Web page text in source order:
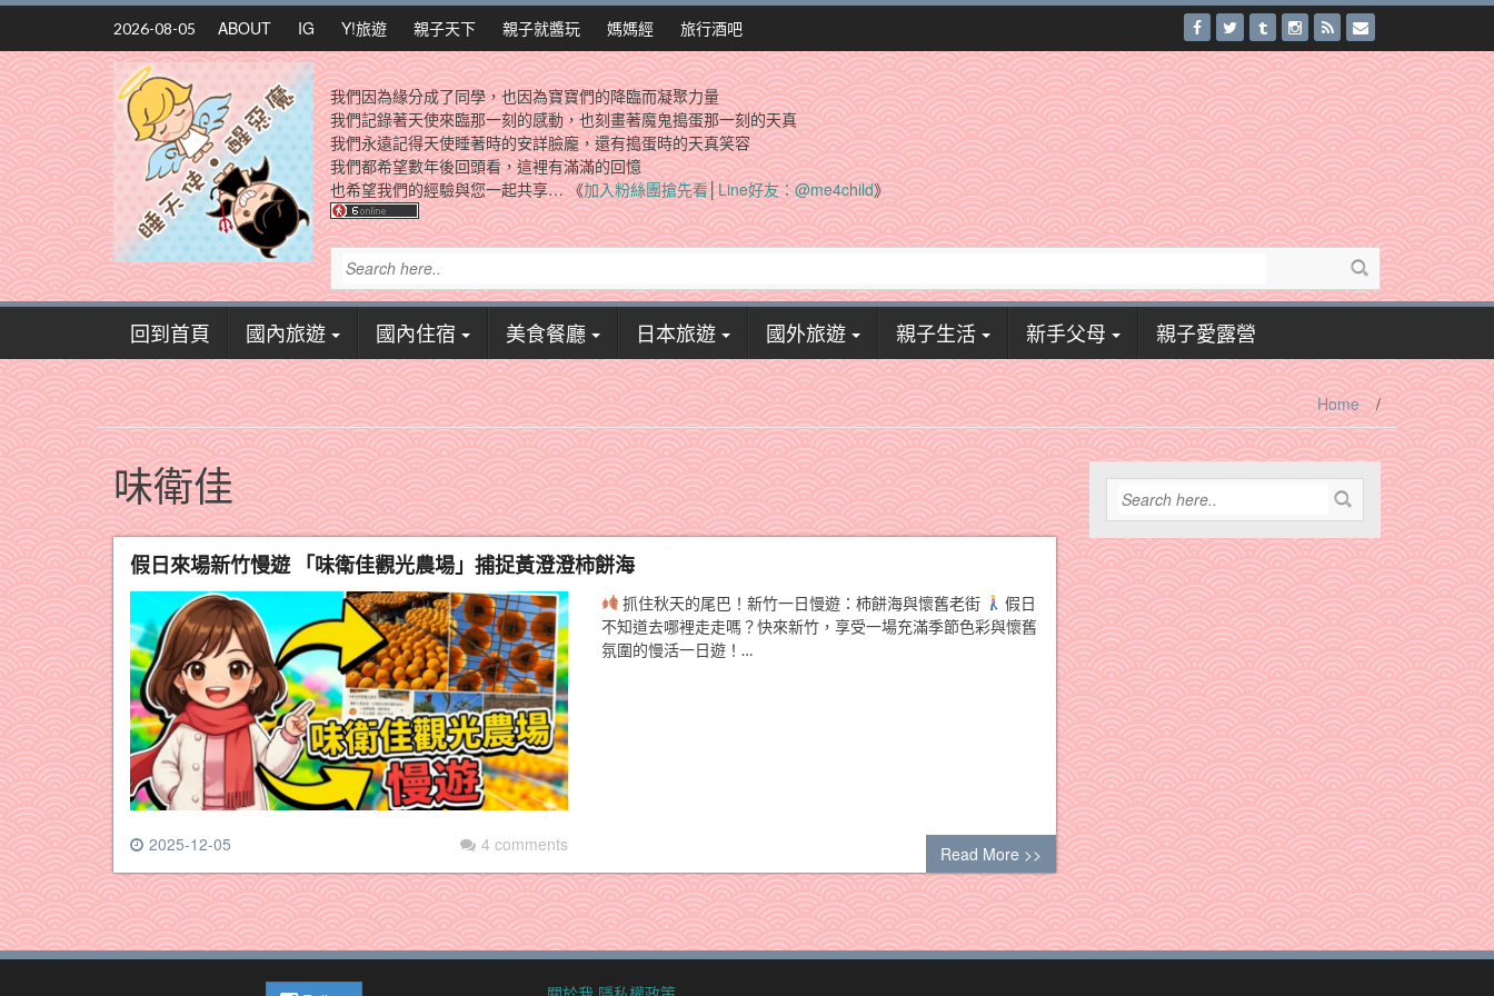
Skip
content
2026-08-05 ABOUT IG Y!旅遊 親子天下 親子就醬玩 媽媽經 旅行酒吧
我們因為緣分成了同學，也因為寶寶們的降臨而凝聚力量
我們記錄著天使來臨那一刻的感動，也刻畫著魔鬼搗蛋那一刻的天真
我們永遠記得天使睡著時的安詳臉龐，還有搗蛋時的天真笑容
我們都希望數年後回頭看，這裡有滿滿的回憶
也希望我們的經驗與您一起共享… 《加入粉絲團搶先看│Line好友：@me4child》
回到首頁 國內旅遊 國內住宿 美食餐廳 日本旅遊 國外旅遊 親子生活 新手父母 親子愛露營
Home /
味衛佳
假日來場新竹慢遊 「味衛佳觀光農場」捕捉黃澄澄柿餅海
2025-12-05 4 comments
抓住秋天的尾巴！新竹一日慢遊：柿餅海與懷舊老街
假日
不知道去哪裡走走嗎？快來新竹，享受一場充滿季節色彩與懷舊
氛圍的慢活一日遊！…
Read More >>